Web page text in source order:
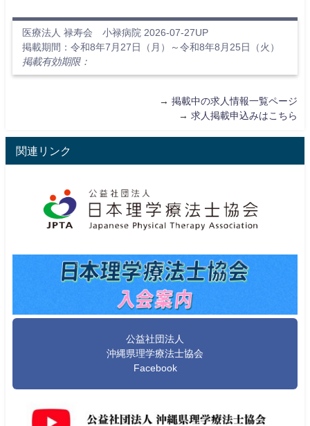
医療法人 禄寿会 小禄病院 2026-07-27UP
掲載期間：令和8年7月27日（月）～令和8年8月25日（火）
掲載有効期限：
→ 掲載中の求人情報一覧ページ
→ 求人掲載申込みはこちら
関連リンク
公益社団法人
沖縄県理学療法士協会
Facebook